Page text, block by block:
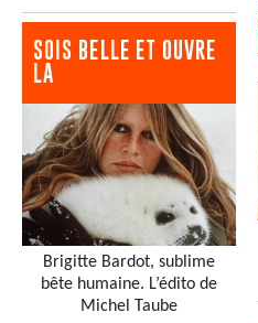
SOIS BELLE ET OUVRE
LA
Brigitte Bardot, sublime
bête humaine. L’édito de
Michel Taube